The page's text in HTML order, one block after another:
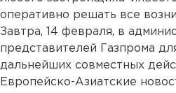
оперативно решать все
Завтра, 14 февраля, в
представителей Газпрома
дальнейших совместных
Европейско-Азиатские